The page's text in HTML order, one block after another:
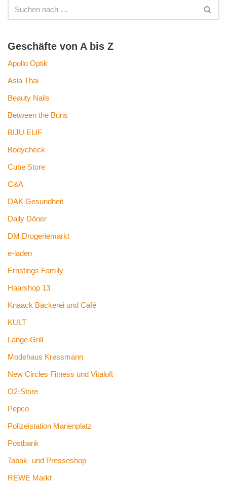
Geschäfte von A bis Z
Apollo Optik
Asia Thai
Beauty Nails
Between the Buns
BIJU ELIF
Bodycheck
Cube Store
C&A
DAK Gesundheit
Daily Döner
DM Drogeriemarkt
e-laden
Ernstings Family
Haarshop 13
Knaack Bäckerei und Café
KULT
Lange Grill
Modehaus Kressmann
New Circles Fitness und Vitaloft
O2-Store
Pepco
Polizeistation Marienplatz
Postbank
Tabak- und Presseshop
REWE Markt